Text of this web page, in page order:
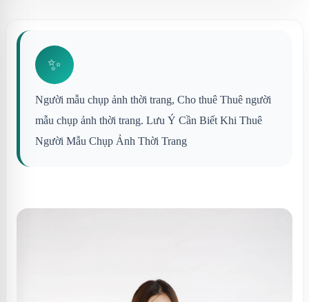
✨
Người mẫu chụp ảnh thời trang, Cho thuê Thuê người
mẫu chụp ảnh thời trang. Lưu Ý Cần Biết Khi Thuê
Người Mẫu Chụp Ảnh Thời Trang